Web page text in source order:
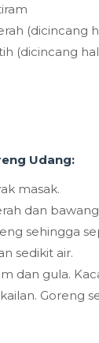
(dicincang
(dicincang
Udang:
masak.
dan
sehingga
sedikit air.
dan gula.
Goreng